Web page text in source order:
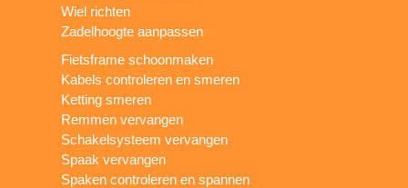
Wiel richten
Zadelhoogte aanpassen
Fietsframe schoonmaken
Kabels controleren en smeren
Ketting smeren
Remmen vervangen
Schakelsysteem vervangen
Spaak vervangen
Spaken controleren en spannen